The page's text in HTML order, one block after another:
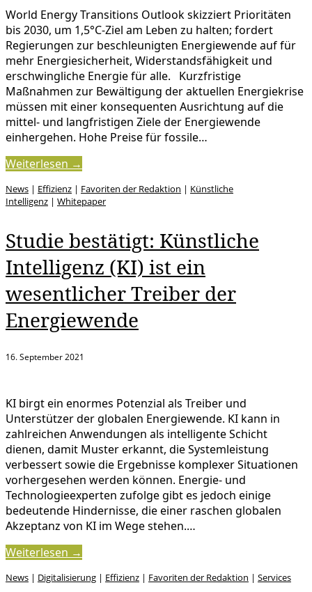
World Energy Transitions Outlook skizziert Prioritäten
bis 2030, um 1,5°C-Ziel am Leben zu halten; fordert
Regierungen zur beschleunigten Energiewende auf für
mehr Energiesicherheit, Widerstandsfähigkeit und
erschwingliche Energie für alle. Kurzfristige
Maßnahmen zur Bewältigung der aktuellen Energiekrise
müssen mit einer konsequenten Ausrichtung auf die
mittel- und langfristigen Ziele der Energiewende
einhergehen. Hohe Preise für fossile…
Weiterlesen →
News | Effizienz | Favoriten der Redaktion | Künstliche
Intelligenz | Whitepaper
Studie bestätigt: Künstliche
Intelligenz (KI) ist ein
wesentlicher Treiber der
Energiewende
16. September 2021
KI birgt ein enormes Potenzial als Treiber und
Unterstützer der globalen Energiewende. KI kann in
zahlreichen Anwendungen als intelligente Schicht
dienen, damit Muster erkannt, die Systemleistung
verbessert sowie die Ergebnisse komplexer Situationen
vorhergesehen werden können. Energie- und
Technologieexperten zufolge gibt es jedoch einige
bedeutende Hindernisse, die einer raschen globalen
Akzeptanz von KI im Wege stehen.…
Weiterlesen →
News | Digitalisierung | Effizienz | Favoriten der Redaktion | Services